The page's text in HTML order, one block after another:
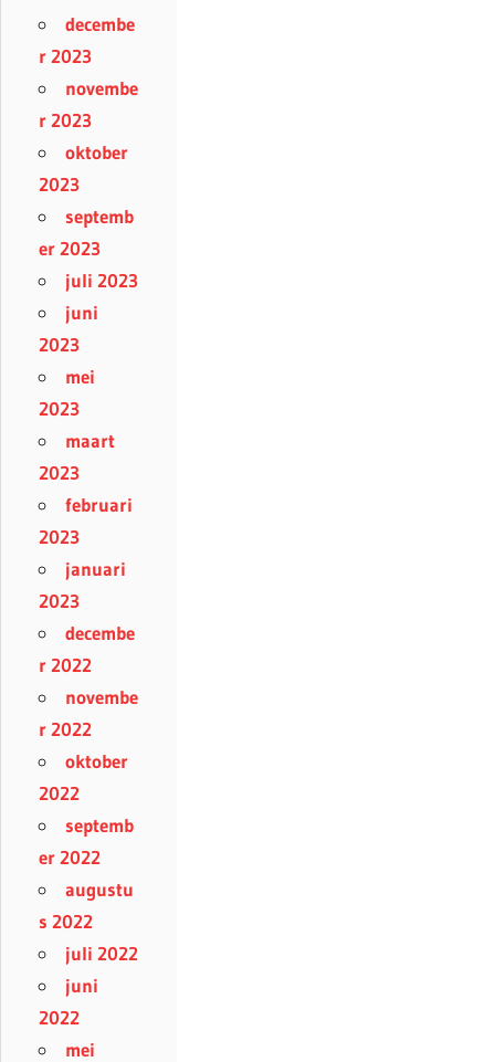
decembe
r 2023
novembe
r 2023
oktober
2023
septemb
er 2023
juli 2023
juni
2023
mei
2023
maart
2023
februari
2023
januari
2023
decembe
r 2022
novembe
r 2022
oktober
2022
septemb
er 2022
augustu
s 2022
juli 2022
juni
2022
mei